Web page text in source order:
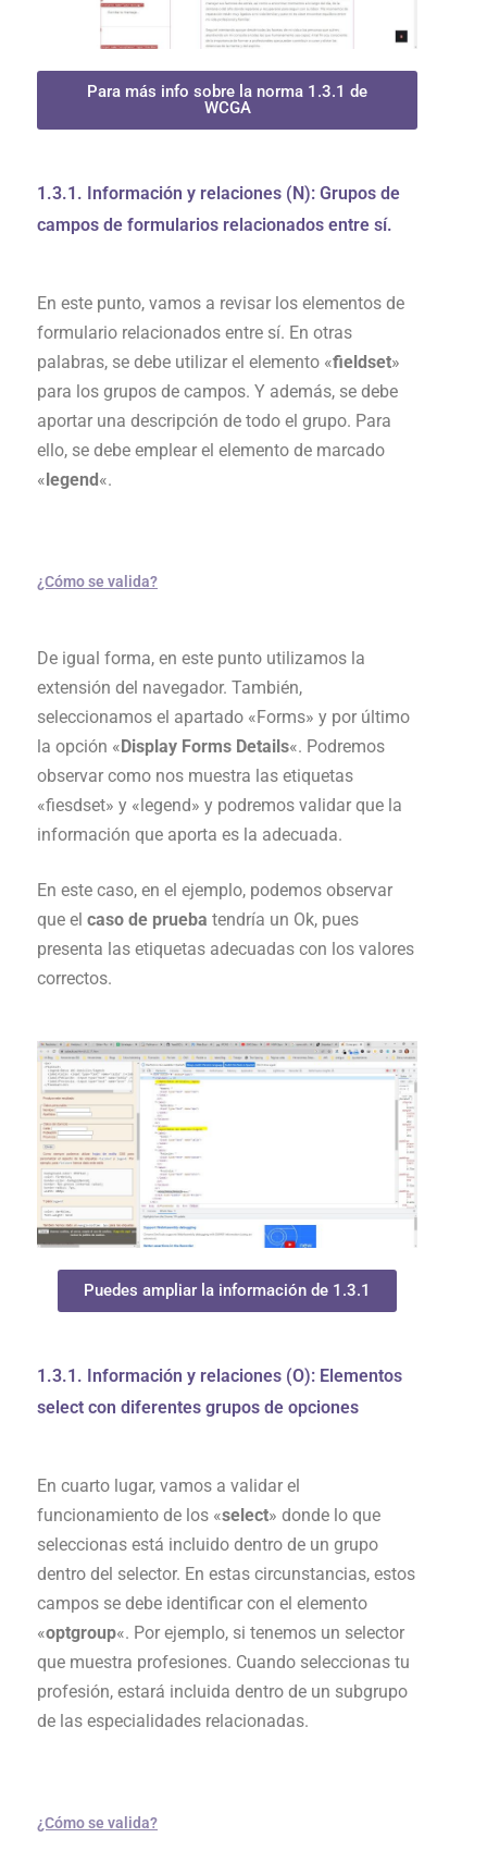
Para más info sobre la norma 1.3.1 de
WCGA
1.3.1. Información y relaciones (N): Grupos de
campos de formularios relacionados entre sí.
En este punto, vamos a revisar los elementos de
formulario relacionados entre sí. En otras
palabras, se debe utilizar el elemento «fieldset»
para los grupos de campos. Y además, se debe
aportar una descripción de todo el grupo. Para
ello, se debe emplear el elemento de marcado
« legend «.
¿Cómo se valida?
De igual forma, en este punto utilizamos la
extensión del navegador. También,
seleccionamos el apartado «Forms» y por último
la opción « Display Forms Details«. Podremos
observar como nos muestra las etiquetas
«fiesdset» y «legend» y podremos validar que la
información que aporta es la adecuada.
En este caso, en el ejemplo, podemos observar
que el caso de prueba tendría un Ok, pues
presenta las etiquetas adecuadas con los valores
correctos.
Puedes ampliar la información de 1.3.1
1.3.1. Información y relaciones (O): Elementos
select con diferentes grupos de opciones
En cuarto lugar, vamos a validar el
funcionamiento de los «select» donde lo que
seleccionas está incluido dentro de un grupo
dentro del selector. En estas circunstancias, estos
campos se debe identificar con el elemento
«optgroup«. Por ejemplo, si tenemos un selector
que muestra profesiones. Cuando seleccionas tu
profesión, estará incluida dentro de un subgrupo
de las especialidades relacionadas.
¿Cómo se valida?